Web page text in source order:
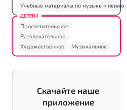
Учебные материалы по музыке и пению
ДЕТЯМ
Просветительское
Развлекательное
Художественное
Музыкальное
Скачайте наше
приложение